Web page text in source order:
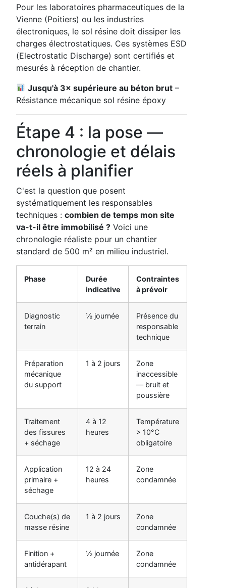
Pour les laboratoires pharmaceutiques de la
Vienne (Poitiers) ou les industries
électroniques, le sol résine doit dissiper les
charges électrostatiques. Ces systèmes ESD
(Electrostatic Discharge) sont certifiés et
mesurés à réception de chantier.
Jusqu'à 3× supérieure au béton brut –
Résistance mécanique sol résine époxy
Étape 4 : la pose —
chronologie et délais
réels à planifier
C'est la question que posent
systématiquement les responsables
techniques : combien de temps mon site
va-t-il être immobilisé ? Voici une
chronologie réaliste pour un chantier
standard de 500 m² en milieu industriel.
Phase
Durée
indicative
Contraintes
à prévoir
Diagnostic
terrain
½ journée
Présence du
responsable
technique
Préparation
mécanique
du support
1 à 2 jours
Zone
inaccessible
— bruit et
poussière
Traitement
des fissures
+ séchage
4 à 12
heures
Température
> 10°C
obligatoire
Application
primaire +
séchage
12 à 24
heures
Zone
condamnée
Couche(s) de
masse résine
1 à 2 jours
Zone
condamnée
Finition +
antidérapant
½ journée
Zone
condamnée